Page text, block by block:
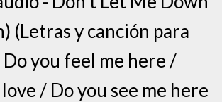
(Letras y canción para
Do you feel me here /
/ Do you see me here